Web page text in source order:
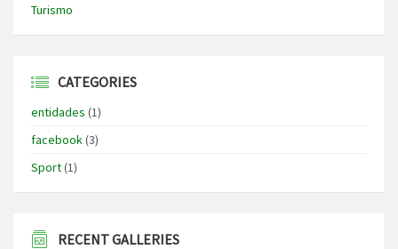
Turismo
CATEGORIES
entidades (1)
facebook(3)
Sport(1)
RECENT GALLERIES